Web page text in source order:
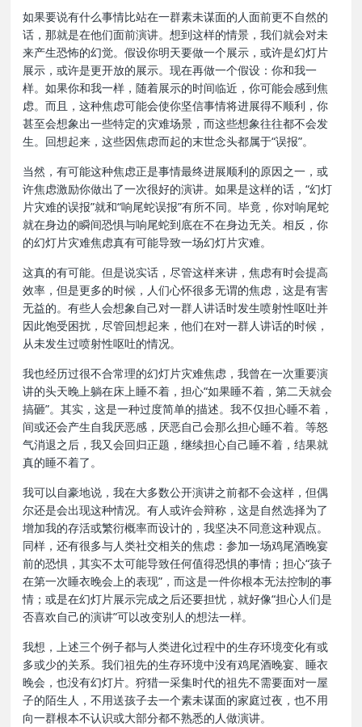
如果要说有什么事情比站在一群素未谋面的人面前更不自然的
话，那就是在他们面前演讲。想到这样的情景，我们就会对未
来产生恐怖的幻觉。假设你明天要做一个展示，或许是幻灯片
展示，或许是更开放的展示。现在再做一个假设：你和我一
样。如果你和我一样，随着展示的时间临近，你可能会感到焦
虑。而且，这种焦虑可能会使你坚信事情将进展得不顺利，你
甚至会想象出一些特定的灾难场景，而这些想象往往都不会发
生。回想起来，这些因焦虑而起的末世念头都属于“误报”。
当然，有可能这种焦虑正是事情最终进展顺利的原因之一，或
许焦虑激励你做出了一次很好的演讲。如果是这样的话，“幻灯
片灾难的误报”就和“响尾蛇误报”有所不同。毕竟，你对响尾蛇
就在身边的瞬间恐惧与响尾蛇到底在不在身边无关。相反，你
的幻灯片灾难焦虑真有可能导致一场幻灯片灾难。
这真的有可能。但是说实话，尽管这样来讲，焦虑有时会提高
效率，但是更多的时候，人们心怀很多无谓的焦虑，这是有害
无益的。有些人会想象自己对一群人讲话时发生喷射性呕吐并
因此饱受困扰，尽管回想起来，他们在对一群人讲话的时候，
从未发生过喷射性呕吐的情况。
我也经历过很不合常理的幻灯片灾难焦虑，我曾在一次重要演
讲的头天晚上躺在床上睡不着，担心“如果睡不着，第二天就会
搞砸”。其实，这是一种过度简单的描述。我不仅担心睡不着，
间或还会产生自我厌恶感，厌恶自己会那么担心睡不着。等怒
气消退之后，我又会回归正题，继续担心自己睡不着，结果就
真的睡不着了。
我可以自豪地说，我在大多数公开演讲之前都不会这样，但偶
尔还是会出现这种情况。有人或许会辩称，这是自然选择为了
增加我的存活或繁衍概率而设计的，我坚决不同意这种观点。
同样，还有很多与人类社交相关的焦虑：参加一场鸡尾酒晚宴
前的恐惧，其实不太可能导致任何值得恐惧的事情；担心“孩子
在第一次睡衣晚会上的表现”，而这是一件你根本无法控制的事
情；或是在幻灯片展示完成之后还要担忧，就好像“担心人们是
否喜欢自己的演讲”可以改变别人的想法一样。
我想，上述三个例子都与人类进化过程中的生存环境变化有或
多或少的关系。我们祖先的生存环境中没有鸡尾酒晚宴、睡衣
晚会，也没有幻灯片。狩猎一采集时代的祖先不需要面对一屋
子的陌生人，不用送孩子去一个素未谋面的家庭过夜，也不用
向一群根本不认识或大部分都不熟悉的人做演讲。